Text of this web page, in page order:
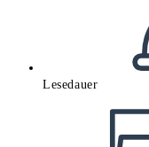
Lesedauer